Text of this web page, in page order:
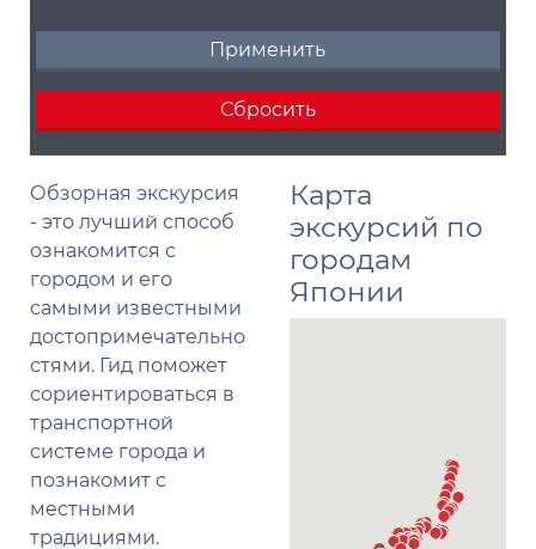
Обзорная экскурсия
- это лучший способ
ознакомится с
городом и его
самыми известными
достопримечательно
стями. Гид поможет
сориентироваться в
транспортной
системе города и
познакомит с
местными
традициями.
Карта
экскурсий по
городам
Японии